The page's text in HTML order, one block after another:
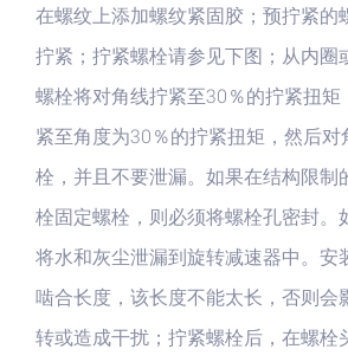
在螺纹上添加螺纹紧固胶；预拧紧的
拧紧；拧紧螺栓请参见下图；从内圈
螺栓将对角线拧紧至30％的拧紧扭
紧至角度为30％的拧紧扭矩，然后对
栓，并且不要泄漏。如果在结构限制
栓固定螺栓，则必须将螺栓孔密封。
将水和灰尘泄漏到旋转减速器中。安
啮合长度，该长度不能太长，否则会
转或造成干扰；拧紧螺栓后，在螺栓